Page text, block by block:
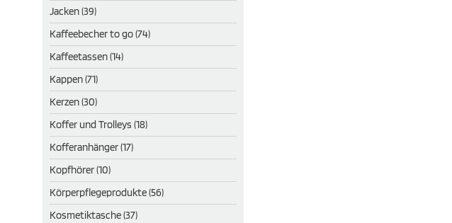
Jacken (39)
Kaffeebecher to go (74)
Kaffeetassen (14)
Kappen (71)
Kerzen (30)
Koffer und Trolleys (18)
Kofferanhänger (17)
Kopfhörer (10)
Körperpflegeprodukte (56)
Kosmetiktasche (37)